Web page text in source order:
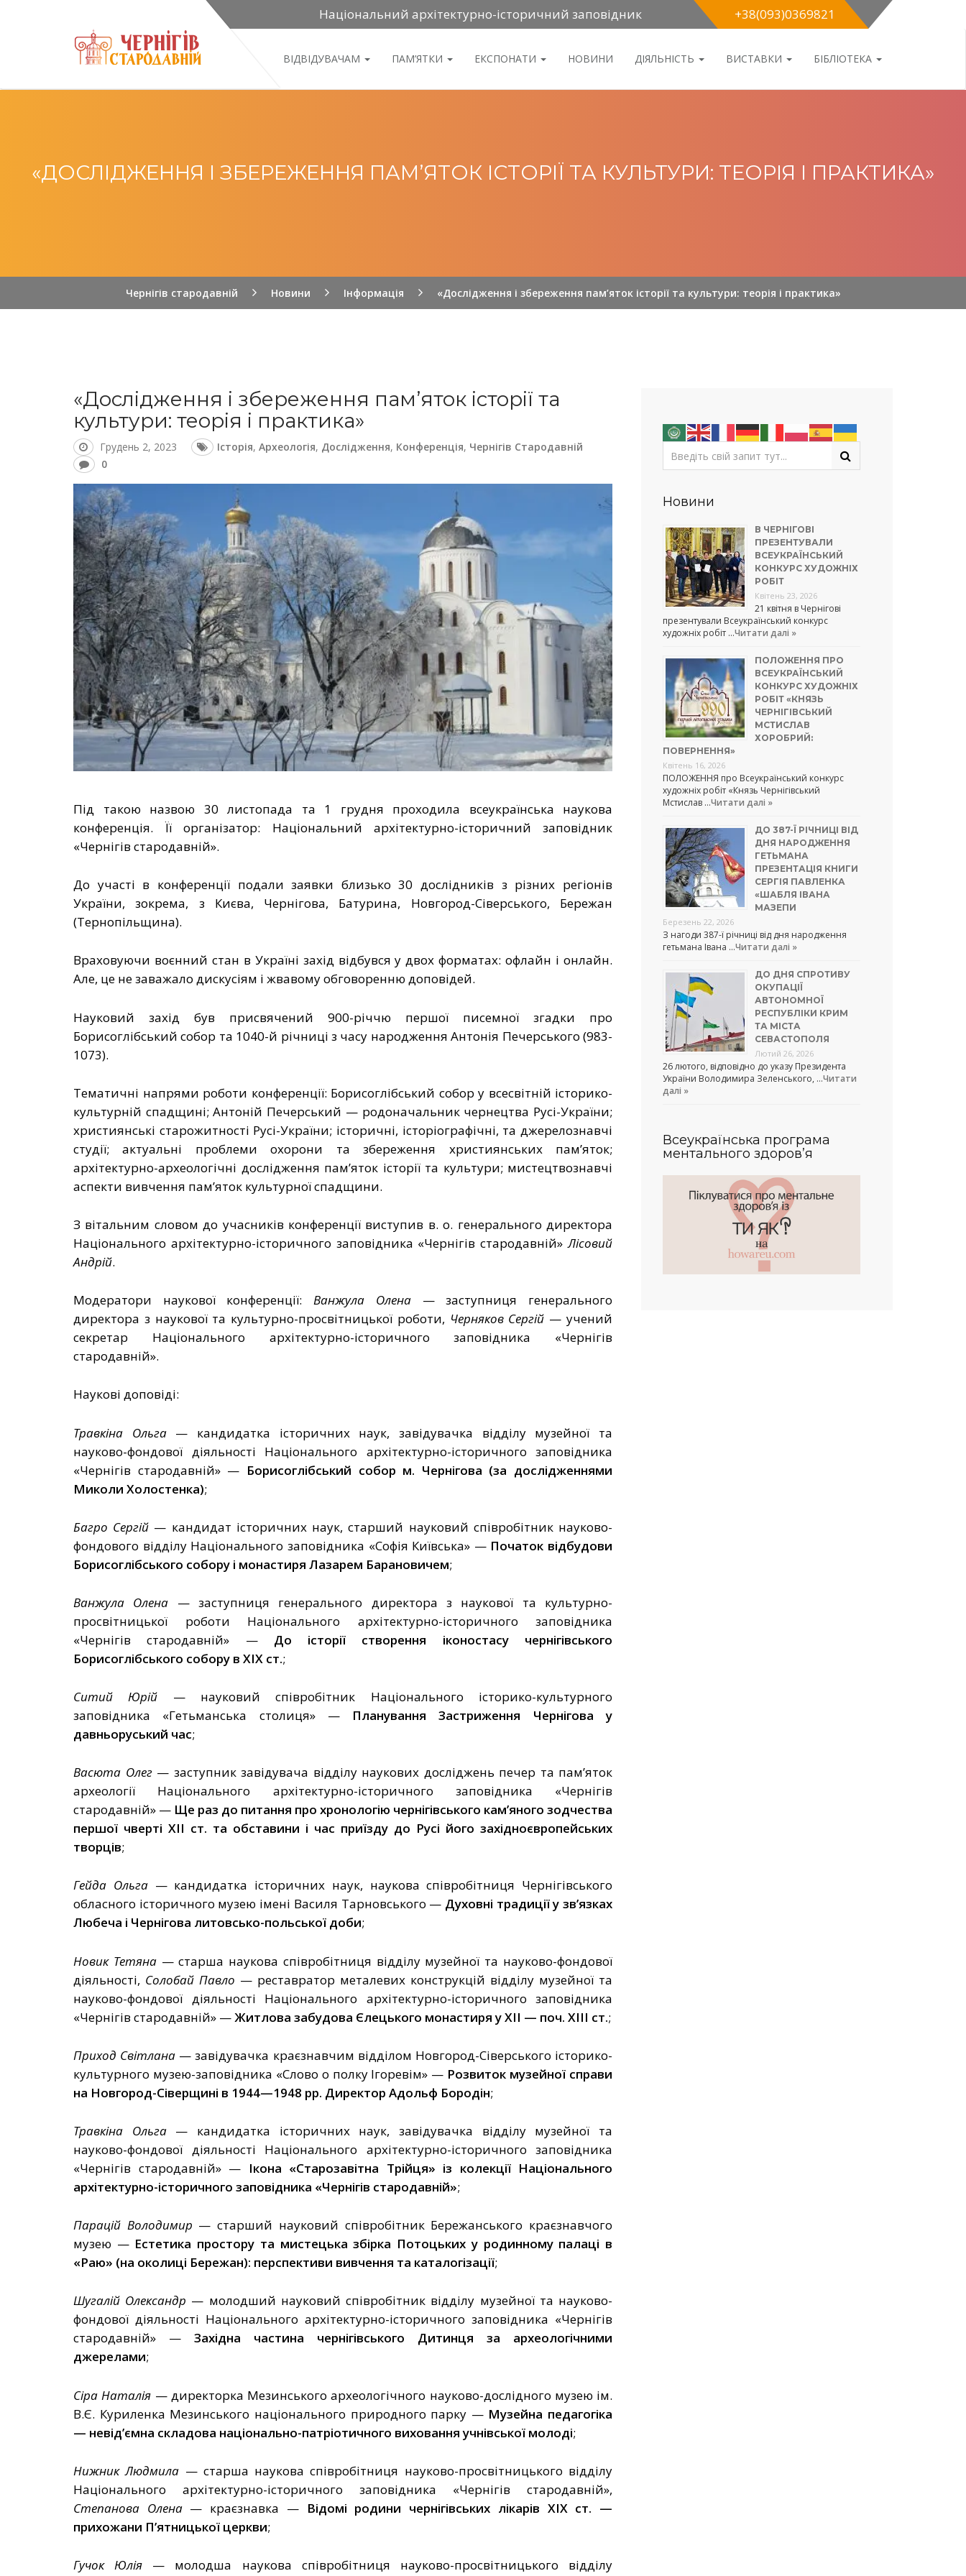
Національний архітектурно-історичний заповідник +38(093)0369821
ВІДВІДУВАЧАМ ПАМ’ЯТКИ ЕКСПОНАТИ НОВИНИ ДІЯЛЬНІСТЬ ВИСТАВКИ БІБЛІОТЕКА
«ДОСЛІДЖЕННЯ І ЗБЕРЕЖЕННЯ ПАМ’ЯТОК ІСТОРІЇ ТА КУЛЬТУРИ: ТЕОРІЯ І ПРАКТИКА»
Чернігів стародавній Новини Інформація «Дослідження і збереження пам’яток історії та культури: теорія і практика»
«Дослідження і збереження пам’яток історії та
культури: теорія і практика»
Грудень 2, 2023 Історія, Археологія, Дослідження, Конференція, Чернігів Стародавній
0
Під такою назвою 30 листопада та 1 грудня проходила всеукраїнська наукова
конференція. Її організатор: Національний архітектурно-історичний заповідник
«Чернігів стародавній».
До участі в конференції подали заявки близько 30 дослідників з різних регіонів
України, зокрема, з Києва, Чернігова, Батурина, Новгород-Сіверського, Бережан
(Тернопільщина).
Враховуючи воєнний стан в Україні захід відбувся у двох форматах:офлайн і онлайн.
Але, це не заважало дискусіям і жвавому обговоренню доповідей.
Науковий захід був присвячений 900-річчю першої писемної згадки про
Борисоглібський собор та 1040-й річниці з часу народження Антонія Печерського (983-
1073).
Тематичні напрями роботи конференції: Борисоглібський собор у всесвітній історико-
культурній спадщині; Антоній Печерський — родоначальник чернецтва Русі-України;
християнські старожитності Русі-України; історичні, історіографічні, та джерелознавчі
студії; актуальні проблеми охорони та збереження християнських пам’яток;
архітектурно-археологічні дослідження пам’яток історії та культури; мистецтвознавчі
аспекти вивчення пам’яток культурної спадщини.
З вітальним словом до учасників конференції виступив в. о. генерального директора
Національного архітектурно-історичного заповідника «Чернігів стародавній»Лісовий
Андрій.
Модератори наукової конференції:Ванжула Олена —
заступниця генерального
директора з наукової та культурно-просвітницької роботи, Черняков Сергій — учений
секретар
Національного архітектурно-історичного заповідника «Чернігів
стародавній».
Наукові доповіді:
Травкіна Ольга — кандидатка історичних наук, завідувачка відділу музейної та
науково-фондової діяльності Національного архітектурно-історичного заповідника
«Чернігів стародавній» — Борисоглібський собор м. Чернігова (за дослідженнями
Миколи Холостенка);
Багро Сергій — кандидат історичних наук, старший науковий співробітник науково-
фондового відділу Національного заповідника «Софія Київська» — Початок відбудови
Борисоглібського собору і монастиря Лазарем Барановичем;
Ванжула Олена — заступниця генерального директора з наукової та культурно-
просвітницької роботи Національного архітектурно-історичного заповідника
«Чернігів стародавній» — До історії створення іконостасу чернігівського
Борисоглібського собору в ХІХ ст.;
Ситий Юрій —
науковий співробітник Національного історико-культурного
заповідника «Гетьманська столиця» — Планування Застриження Чернігова у
давньоруський час;
Васюта Олег — заступник завідувача відділу наукових досліджень печер та пам’яток
археології Національного архітектурно-історичного заповідника «Чернігів
стародавній» — Ще раз до питання про хронологію чернігівського кам’яного зодчества
першої чверті ХІІ ст. та обставини і час приїзду до Русі його західноєвропейських
творців;
Гейда Ольга — кандидатка історичних наук, наукова співробітниця Чернігівського
обласного історичного музею імені Василя Тарновського — Духовні традиції у зв’язках
Любеча і Чернігова литовсько-польської доби;
Новик Тетяна —старша наукова співробітниця відділу музейної та науково-фондової
діяльності, Солобай Павло — реставратор металевих конструкцій відділу музейної та
науково-фондової діяльності Національного архітектурно-історичного заповідника
«Чернігів стародавній» —Житлова забудова Єлецького монастиря у ХІІ — поч. ХІІІ ст.;
Приход Світлана — завідувачка краєзнавчим відділом Новгород-Сіверського історико-
культурного музею-заповідника «Слово о полку Ігоревім» — Розвиток музейної справи
на Новгород-Сіверщині в 1944—1948 рр. Директор Адольф Бородін;
Травкіна Ольга — кандидатка історичних наук, завідувачка відділу музейної та
науково-фондової діяльності Національного архітектурно-історичного заповідника
«Чернігів стародавній» — Ікона «Старозавітна Трійця» із колекції Національного
архітектурно-історичного заповідника «Чернігів стародавній»;
Парацій Володимир — старший науковий співробітник Бережанського краєзнавчого
музею — Естетика простору та мистецька збірка Потоцьких у родинному палаці в
«Раю» (на околиці Бережан): перспективи вивчення та каталогізації;
Шугалій Олександр — молодший науковий співробітник відділу музейної та науково-
фондової діяльності Національного архітектурно-історичного заповідника «Чернігів
стародавній» —
Західна частина чернігівського Дитинця за археологічними
джерелами;
Сіра Наталія — директорка Мезинського археологічного науково-дослідного музею ім.
В.Є. Куриленка Мезинського національного природного парку — Музейна педагогіка
— невід’ємна складова національно-патріотичного виховання учнівської молоді;
Нижник Людмила — старша наукова співробітниця науково-просвітницького відділу
Національного архітектурно-історичного заповідника «Чернігів стародавній»,
Степанова Олена — краєзнавка — Відомі родини чернігівських лікарів ХІХ ст. —
прихожани П’ятницької церкви;
Гучок Юлія — молодша наукова співробітниця науково-просвітницького відділу
Новини
В ЧЕРНІГОВІ
ПРЕЗЕНТУВАЛИ
ВСЕУКРАЇНСЬКИЙ
КОНКУРС ХУДОЖНІХ
РОБІТ
Квітень 23, 2026
21 квітня в Чернігові
презентували Всеукраїнський конкурс
художніх робіт …Читати далі »
ПОЛОЖЕННЯ ПРО
ВСЕУКРАЇНСЬКИЙ
КОНКУРС ХУДОЖНІХ
РОБІТ «КНЯЗЬ
ЧЕРНІГІВСЬКИЙ
МСТИСЛАВ
ХОРОБРИЙ:
ПОВЕРНЕННЯ»
Квітень 16, 2026
ПОЛОЖЕННЯ про Всеукраїнський конкурс
художніх робіт «Князь Чернігівський
Мстислав …Читати далі »
ДО 387-Ї РІЧНИЦІ ВІД
ДНЯ НАРОДЖЕННЯ
ГЕТЬМАНА
ПРЕЗЕНТАЦІЯ КНИГИ
СЕРГІЯ ПАВЛЕНКА
«ШАБЛЯ ІВАНА
МАЗЕПИ
Березень 22, 2026
З нагоди 387-ї річниці від дня народження
гетьмана Івана …Читати далі »
ДО ДНЯ СПРОТИВУ
ОКУПАЦІЇ
АВТОНОМНОЇ
РЕСПУБЛІКИ КРИМ
ТА МІСТА
СЕВАСТОПОЛЯ
Лютий 26, 2026
26 лютого, відповідно до указу Президента
України Володимира Зеленського, …Читати
далі »
Всеукраїнська програма
ментального здоров’я